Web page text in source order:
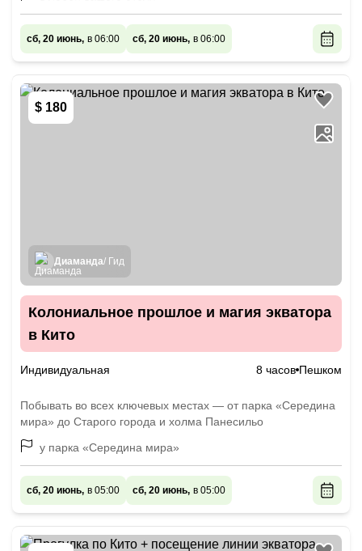
сб, 20 июнь, в 06:00 сб, 20 июнь, в 06:00
$ 180
Диаманда/ Гид
Колониальное прошлое и магия экватора
в Кито
Индивидуальная 8 часов Пешком
Побывать во всех ключевых местах — от парка «Середина
мира» до Старого города и холма Панесильо
у парка «Середина мира»
сб, 20 июнь, в 05:00 сб, 20 июнь, в 05:00